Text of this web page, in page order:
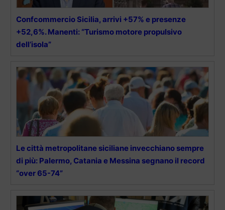
Confcommercio Sicilia, arrivi +57% e presenze
+52,6%. Manenti: “Turismo motore propulsivo
dell’isola”
Le città metropolitane siciliane invecchiano sempre
di più: Palermo, Catania e Messina segnano il record
“over 65-74”